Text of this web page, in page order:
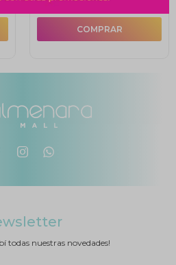
 
todas nuestras novedades!